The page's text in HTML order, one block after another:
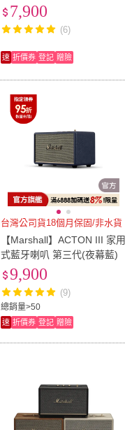
7,900
(6)
速 折價券 登記 贈險
台灣公司貨18個月保固/非水貨
【Marshall】ACTON III 家用
式藍牙喇叭 第三代(夜幕藍)
總銷量>50
9,900
(9)
速 折價券 登記 贈險